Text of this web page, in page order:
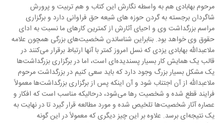
مرحوم بهابادی هم به واسطه نگارش این کتاب و هم تربیت و پرورش
شاگردان برجسته به گردن حوزه های شیعه حق فراوانی دارد و برگزاری
مراسم بزرگداشت وی و احیای آثارش از کمترین کارهای ما نسبت به ادای
حقوق وی خواهد بود. بنابراین شناساندن شخصیت‌های بزرگی همچون علامه
ملاعبدالله بهابادی یزدی که نسل امروز کمتر با آنها ارتباط برقرار می‌کنند در
قالب یک همایش کار بسیار پسندیده‌ای است، اما در برگزاری بزرگداشت‌ها
یک مشکل بسیار بزرگ وجود دارد که باید سعی کنیم در بزرگداشت مرحوم
ملاعبدالله از آن اجتناب شود و آن اینکه پس از برگزاری بزرگداشت‌ها معمولاً
فرایند قطع ‌شده و شخصیت رها می‌شود، درحالی­که مناسب است که افکار و
عصاره آثار شخصیت‌ها تلخیص شده و مورد مطالعه قرار گیرد تا در نهایت به
یک نتیجه‌ای برسد. علاوه بر این چیز دیگری که معمولاً در این گونه